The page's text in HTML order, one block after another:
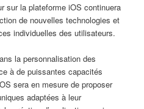
sur la plateforme iOS continuera
de nouvelles technologies et
individuelles des utilisateurs.
la personnalisation des
à de puissantes capacités
sera en mesure de proposer
adaptées à leur